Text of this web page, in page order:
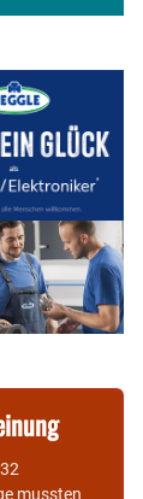
mussten